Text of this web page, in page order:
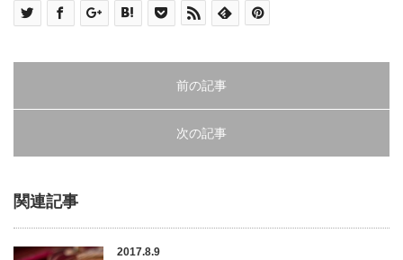
前の記事
次の記事
関連記事
2017.8.9